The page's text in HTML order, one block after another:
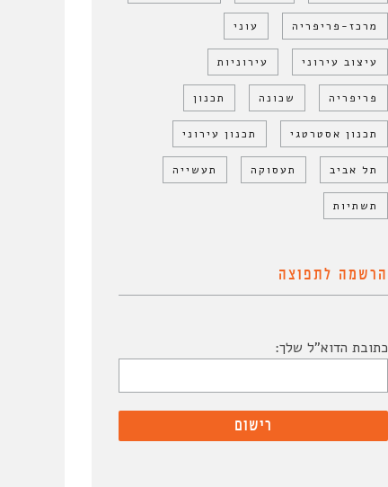
מרכז-פריפריה עוני
עיצוב עירוני עירוניות
פריפריה שכונה תכנון
תכנון אסטרטגי תכנון עירוני
תל אביב תעסוקה תעשייה
תשתיות
הרשמה לתפוצה
כתובת הדוא"ל שלך: